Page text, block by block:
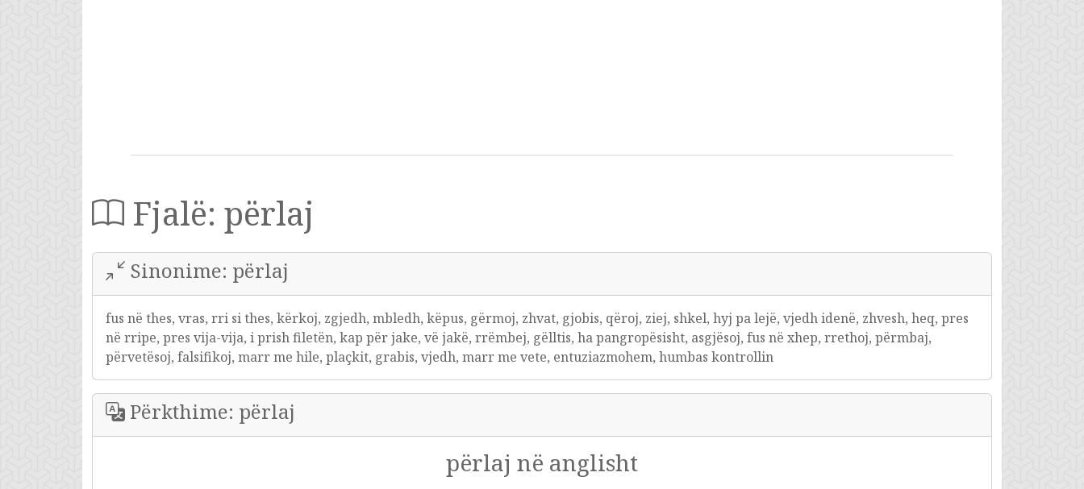
Fjalë: përlaj
Sinonime: përlaj
fus në thes, vras, rri si thes, kërkoj, zgjedh, mbledh, këpus, gërmoj, zhvat, gjobis, qëroj, ziej, shkel, hyj pa lejë, vjedh idenë, zhvesh, heq, pres
në rripe, pres vija-vija, i prish filetën, kap për jake, vë jakë, rrëmbej, gëlltis, ha pangropësisht, asgjësoj, fus në xhep, rrethoj, përmbaj,
përvetësoj, falsifikoj, marr me hile, plaçkit, grabis, vjedh, marr me vete, entuziazmohem, humbas kontrollin
Përkthime: përlaj
përlaj në anglisht